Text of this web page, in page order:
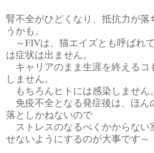
腎不全がひどくなり、抵抗力が落
うかも。
～FIVは、猫エイズとも呼ばれ
は症状は出ません。
キャリアのまま生涯を終えるコ
しません。
もちろんヒトには感染しません。
免疫不全となる発症後は、ほん
落としかねないので
ストレスのなるべくかからない
せないようにするのが大事です～